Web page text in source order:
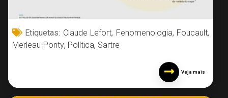
Etiquetas: Claude Lefort, Fenomenologia, Foucault,
Merleau-Ponty, Política, Sartre
Veja mais